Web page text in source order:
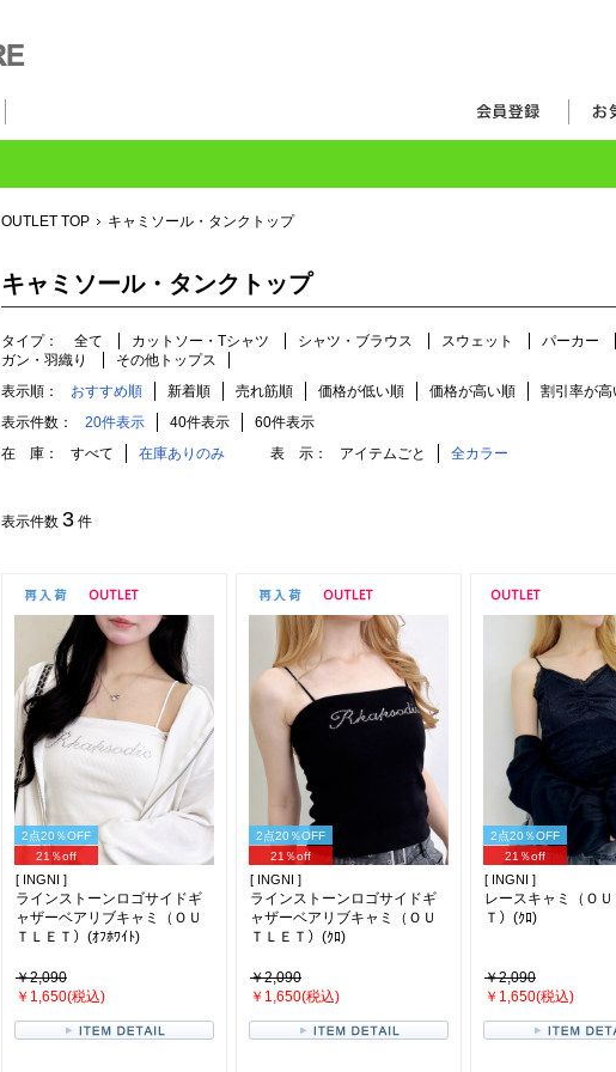
OUTLET TOP キャミソール・タンクトップ
キャミソール・タンクトップ
タイプ： 全て カットソー・Tシャツ シャツ・ブラウス スウェット
パーカー
ガン・羽織り
その他トップス
表示順：
おすすめ順 新着順 売れ筋順 価格が低い順 価格が高い順
割引率が高
表示件数：
20件表示 40件表示
60件表示
在 庫：
すべて 在庫ありのみ 表 示： アイテムごと 全カラー
表示件数 3 件
2点20％OFF
21％off
[ INGNI ]
ラインストーンロゴサイドギ
ャザーベアリブキャミ（ＯＵ
ＴＬＥＴ）(ｵﾌﾎﾜｲﾄ)
￥2,090
￥1,650(税込)
2点20％OFF
21％off
[ INGNI ]
ラインストーンロゴサイドギ
ャザーベアリブキャミ（ＯＵ
ＴＬＥＴ）(ｸﾛ)
￥2,090
￥1,650(税込)
2点20％OFF
21％off
[ INGNI ]
レースキャミ（Ｏ
Ｔ）(ｸﾛ)
￥2,090
￥1,650(税込)